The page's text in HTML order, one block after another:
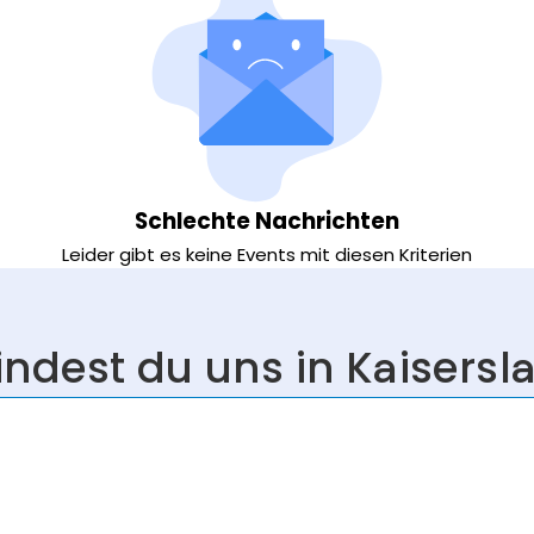
Schlechte Nachrichten
Leider gibt es keine Events mit diesen Kriterien
du uns in